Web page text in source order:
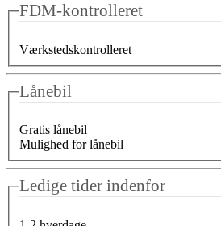
FDM-kontrolleret
Værkstedskontrolleret
Lånebil
Gratis lånebil
Mulighed for lånebil
Ledige tider indenfor